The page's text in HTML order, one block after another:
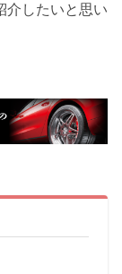
介したいと思い